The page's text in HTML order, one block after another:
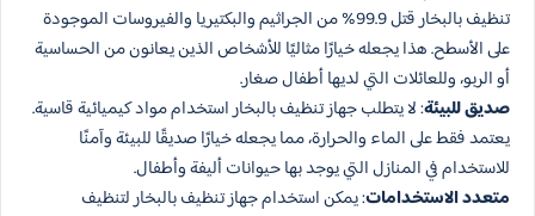
تنظيف بالبخار قتل 99.9% من الجراثيم والبكتيريا والفيروسات الموجودة
على الأسطح. هذا يجعله خيارًا مثاليًا للأشخاص الذين يعانون من الحساسية
أو الربو، وللعائلات التي لديها أطفال صغار.
صديق للبيئة: لا يتطلب جهاز تنظيف بالبخار استخدام مواد كيميائية قاسية.
يعتمد فقط على الماء والحرارة، مما يجعله خيارًا صديقًا للبيئة وآمنًا
للاستخدام في المنازل التي يوجد بها حيوانات أليفة وأطفال.
متعدد الاستخدامات: يمكن استخدام جهاز تنظيف بالبخار لتنظيف